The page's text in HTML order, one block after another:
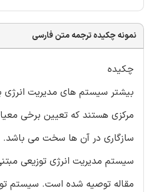
نمونه چکیده ترجمه متن فارسی
چکیده
بیشتر سیستم های مدیریت انرژی
مرکزی هستند که تعیین برخی
سازگاری در آن ها سخت می باشد.
سیستم مدیریت انرژی توزیعی
مقاله توصیه شده است. سیستم